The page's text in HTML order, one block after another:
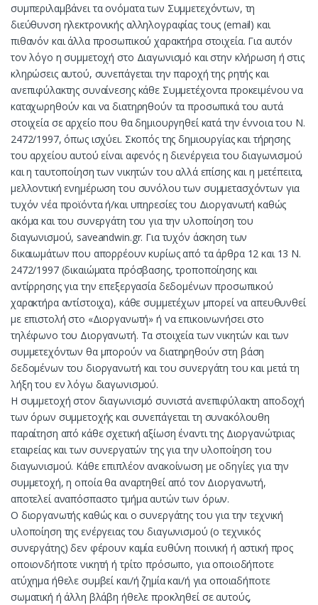
συμπεριλαμβάνει τα ονόματα των Συμμετεχόντων, τη
διεύθυνση ηλεκτρονικής αλληλογραφίας τους (email) και
πιθανόν και άλλα προσωπικού χαρακτήρα στοιχεία. Για αυτόν
τον λόγο η συμμετοχή στο Διαγωνισμό και στην κλήρωση ή στις
κληρώσεις αυτού, συνεπάγεται την παροχή της ρητής και
ανεπιφύλακτης συναίνεσης κάθε Συμμετέχοντα προκειμένου να
καταχωρηθούν και να διατηρηθούν τα προσωπικά του αυτά
στοιχεία σε αρχείο που θα δημιουργηθεί κατά την έννοια του Ν.
2472/1997, όπως ισχύει. Σκοπός της δημιουργίας και τήρησης
του αρχείου αυτού είναι αφενός η διενέργεια του διαγωνισμού
και η ταυτοποίηση των νικητών του αλλά επίσης και η μετέπειτα,
μελλοντική ενημέρωση του συνόλου των συμμετασχόντων για
τυχόν νέα προϊόντα ή/και υπηρεσίες του Διοργανωτή καθώς
ακόμα και του συνεργάτη του για την υλοποίηση του
διαγωνισμού, saveandwin.gr. Για τυχόν άσκηση των
δικαιωμάτων που απορρέουν κυρίως από τα άρθρα 12 και 13 Ν.
2472/1997 (δικαιώματα πρόσβασης, τροποποίησης και
αντίρρησης για την επεξεργασία δεδομένων προσωπικού
χαρακτήρα αντίστοιχα), κάθε συμμετέχων μπορεί να απευθυνθεί
με επιστολή στο «Διοργανωτή» ή να επικοινωνήσει στο
τηλέφωνο του Διοργανωτή. Τα στοιχεία των νικητών και των
συμμετεχόντων θα μπορούν να διατηρηθούν στη βάση
δεδομένων του διοργανωτή και του συνεργάτη του και μετά τη
λήξη του εν λόγω διαγωνισμού.
Η συμμετοχή στον διαγωνισμό συνιστά ανεπιφύλακτη αποδοχή
των όρων συμμετοχής και συνεπάγεται τη συνακόλουθη
παραίτηση από κάθε σχετική αξίωση έναντι της Διοργανώτριας
εταιρείας και των συνεργατών της για την υλοποίηση του
διαγωνισμού. Κάθε επιπλέον ανακοίνωση με οδηγίες για την
συμμετοχή, η οποία θα αναρτηθεί από τον Διοργανωτή,
αποτελεί αναπόσπαστο τμήμα αυτών των όρων.
Ο διοργανωτής καθώς και ο συνεργάτης του για την τεχνική
υλοποίηση της ενέργειας του διαγωνισμού (ο τεχνικός
συνεργάτης) δεν φέρουν καμία ευθύνη ποινική ή αστική προς
οποιονδήποτε νικητή ή τρίτο πρόσωπο, για οποιοδήποτε
ατύχημα ήθελε συμβεί και/ή ζημία και/ή για οποιαδήποτε
σωματική ή άλλη βλάβη ήθελε προκληθεί σε αυτούς,